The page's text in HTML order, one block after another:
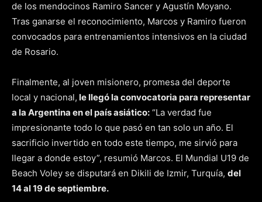
de los mendocinos Ramiro Sancer y Agustín Moyano.
Tras ganarse el reconocimiento, Marcos y Ramiro fueron
convocados para entrenamientos intensivos en la ciudad
de Rosario.
Finalmente, al joven misionero, promesa del deporte
local y nacional, le llegó la convocatoria para representar
a la Argentina en el país asiático: “La verdad fue
impresionante todo lo que pasó en tan solo un año. El
sacrificio invertido en todo este tiempo, me sirvió para
llegar a donde estoy”, resumió Marcos. El Mundial U19 de
Beach Voley se disputará en Dikili de Izmir, Turquía, del
14 al 19 de septiembre.